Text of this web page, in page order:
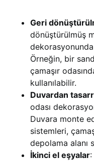
Geri
dönüştürülmüş
Örneğin, bir
çamaşır
kullanılabilir.
Duvardan
odası
Duvara monte
sistemleri,
depolama alanı
İkinci el eşyalar